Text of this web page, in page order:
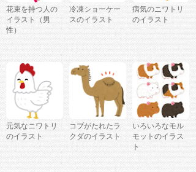
花束を持つ人の
イラスト（男
性）
冷凍ショーケー
スのイラスト
病気のニワトリ
のイラスト
元気なニワトリ
のイラスト
コブがたれたラ
クダのイラスト
いろいろなモル
モットのイラス
ト